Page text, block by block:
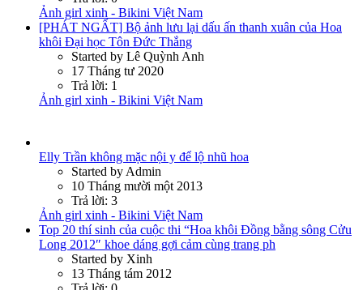
Ảnh girl xinh - Bikini Việt Nam
[PHÁT NGẤT] Bộ ảnh lưu lại dấu ấn thanh xuân của Hoa
khôi Đại học Tôn Đức Thắng
Started by Lê Quỳnh Anh
17 Tháng tư 2020
Trả lời: 1
Ảnh girl xinh - Bikini Việt Nam
Elly Trần không mặc nội y để lộ nhũ hoa
Started by Admin
10 Tháng mười một 2013
Trả lời: 3
Ảnh girl xinh - Bikini Việt Nam
Top 20 thí sinh của cuộc thi “Hoa khôi Đồng bằng sông Cửu
Long 2012″ khoe dáng gợi cảm cùng trang ph
Started by Xinh
13 Tháng tám 2012